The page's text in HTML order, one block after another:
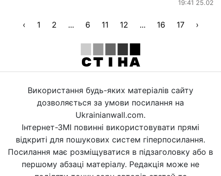
19:41 25.02
‹ 1 2 ... 6 11 12 ... 16 17 ›
Використання будь-яких матеріалів сайту
дозволяється за умови посилання на
Ukrainianwall.com.
Інтернет-ЗМІ повинні використовувати прямі
відкриті для пошукових систем гіперпосилання.
Посилання має розміщуватися в підзаголовку або в
першому абзаці матеріалу. Редакція може не